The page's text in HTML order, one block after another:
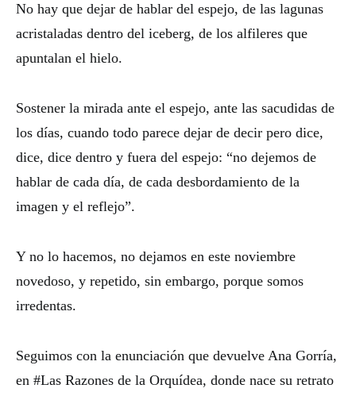
No hay que dejar de hablar del espejo, de las lagunas
acristaladas dentro del iceberg, de los alfileres que
apuntalan el hielo.
Sostener la mirada ante el espejo, ante las sacudidas de
los días, cuando todo parece dejar de decir pero dice,
dice, dice dentro y fuera del espejo: “no dejemos de
hablar de cada día, de cada desbordamiento de la
imagen y el reflejo”.
Y no lo hacemos, no dejamos en este noviembre
novedoso, y repetido, sin embargo, porque somos
irredentas.
Seguimos con la enunciación que devuelve Ana Gorría,
en #Las Razones de la Orquídea, donde nace su retrato